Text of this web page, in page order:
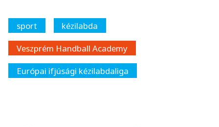
sport
kézilabda
Veszprém Handball Academy
Európai ifjúsági kézilabdaliga